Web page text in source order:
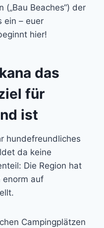
Beaches“) der
ein – euer
hier!
das
für
ist
hundefreundliches
da keine
Die Region hat
enorm auf
Campingplätzen